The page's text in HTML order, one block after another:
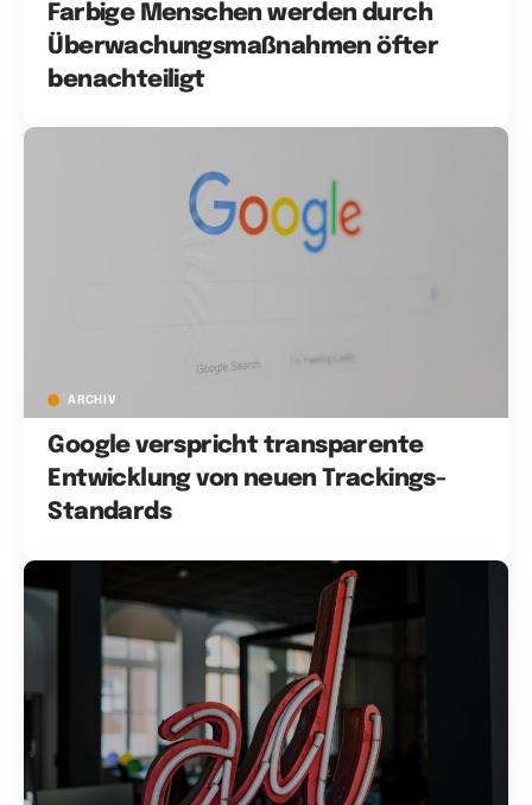
Farbige Menschen werden durch
Überwachungsmaßnahmen öfter
benachteiligt
ARCHIV
Google verspricht transparente
Entwicklung von neuen Trackings-
Standards